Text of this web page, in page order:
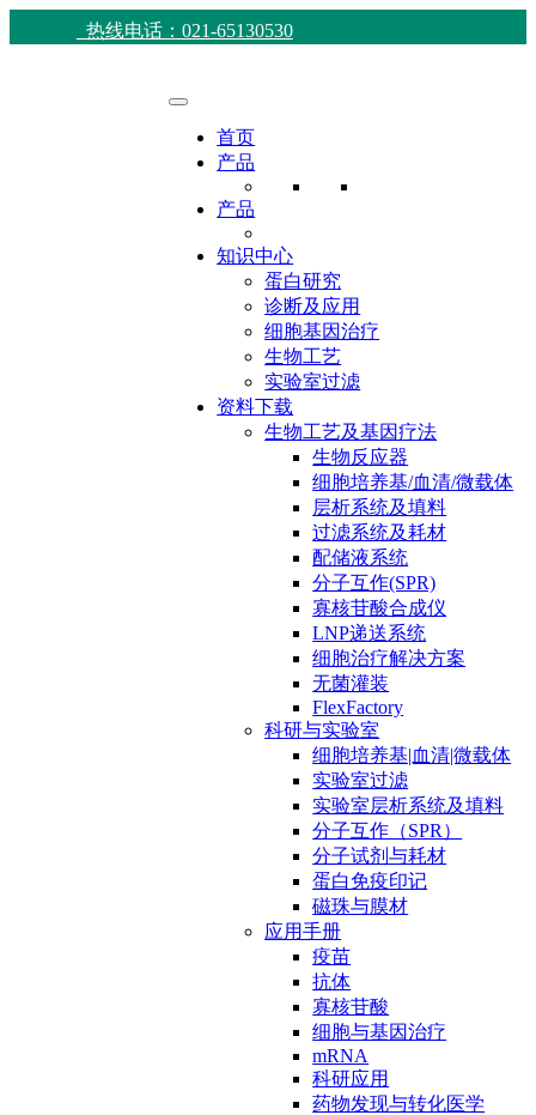
热线电话：021-65130530
首页
产品
产品
知识中心
蛋白研究
诊断及应用
细胞基因治疗
生物工艺
实验室过滤
资料下载
生物工艺及基因疗法
生物反应器
细胞培养基/血清/微载体
层析系统及填料
过滤系统及耗材
配储液系统
分子互作(SPR)
寡核苷酸合成仪
LNP递送系统
细胞治疗解决方案
无菌灌装
FlexFactory
科研与实验室
细胞培养基|血清|微载体
实验室过滤
实验室层析系统及填料
分子互作（SPR）
分子试剂与耗材
蛋白免疫印记
磁珠与膜材
应用手册
疫苗
抗体
寡核苷酸
细胞与基因治疗
mRNA
科研应用
药物发现与转化医学